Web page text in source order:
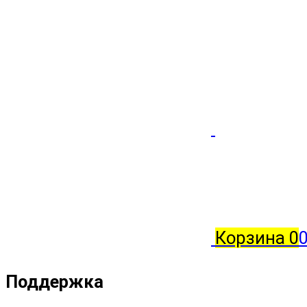
Корзина 0
Поддержка